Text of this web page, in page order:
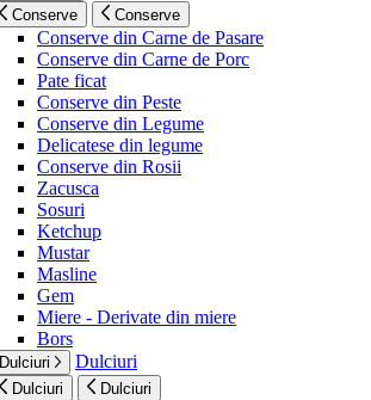
Conserve Conserve
Conserve din Carne de Pasare
Conserve din Carne de Porc
Pate ficat
Conserve din Peste
Conserve din Legume
Delicatese din legume
Conserve din Rosii
Zacusca
Sosuri
Ketchup
Mustar
Masline
Gem
Miere - Derivate din miere
Bors
Dulciuri Dulciuri
Dulciuri Dulciuri